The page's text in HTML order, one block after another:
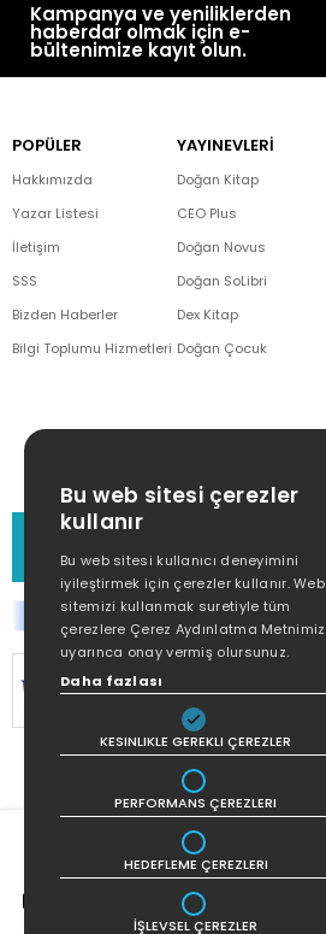
Kampanya ve yeniliklerden
haberdar olmak için e-
bültenimize kayıt olun.
POPÜLER
Hakkımızda
Yazar Listesi
İletişim
SSS
Bizden Haberler
Bilgi Toplumu Hizmetleri
YAYINEVLERİ
Doğan Kitap
CEO Plus
Doğan Novus
Doğan SoLibri
Dex Kitap
Doğan Çocuk
MÜŞTERİ HİZMETLERİ
(0212) 373 77 00
SİTEMİZ
KORUNMAKTADIR.
Bu web sitesi çerezler
kullanır
Bu web sitesi kullanıcı deneyimini
iyileştirmek için çerezler kullanır. Web
sitemizi kullanmak suretiyle tüm
çerezlere Çerez Aydınlatma Metnimiz
uyarınca onay vermiş olursunuz.
Daha fazlası
KESINLIKLE GEREKLI ÇEREZLER
PERFORMANS ÇEREZLERI
HEDEFLEME ÇEREZLERI
İŞLEVSEL ÇEREZLER